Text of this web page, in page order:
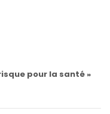
pour la santé »